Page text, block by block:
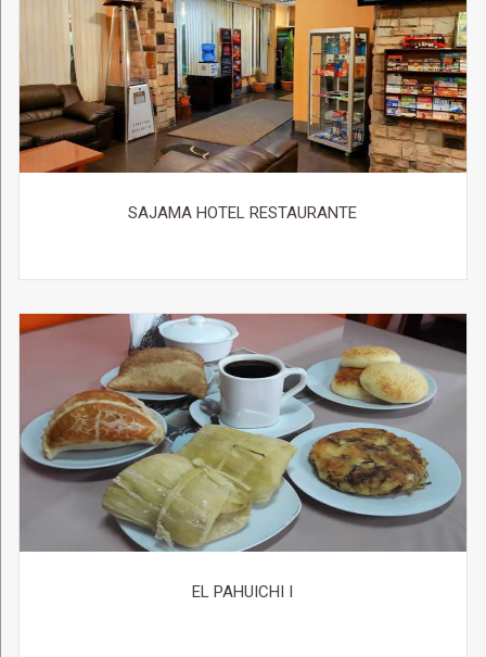
SAJAMA HOTEL RESTAURANTE
EL PAHUICHI I